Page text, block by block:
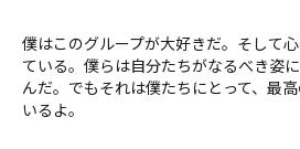
僕はこのグループが大好きだ。そして
ている。僕らは自分たちがなるべき姿
んだ。でもそれは僕たちにとって、最
いるよ。